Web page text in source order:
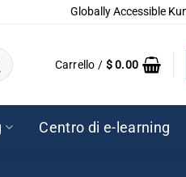
Globally Accessible
Carrello / $0.00
Centro di e-learning